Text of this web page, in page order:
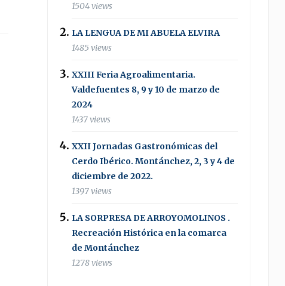
1504 views
LA LENGUA DE MI ABUELA ELVIRA
1485 views
XXIII Feria Agroalimentaria.
Valdefuentes 8, 9 y 10 de marzo de
2024
1437 views
XXII Jornadas Gastronómicas del
Cerdo Ibérico. Montánchez, 2, 3 y 4 de
diciembre de 2022.
1397 views
LA SORPRESA DE ARROYOMOLINOS .
Recreación Histórica en la comarca
de Montánchez
1278 views